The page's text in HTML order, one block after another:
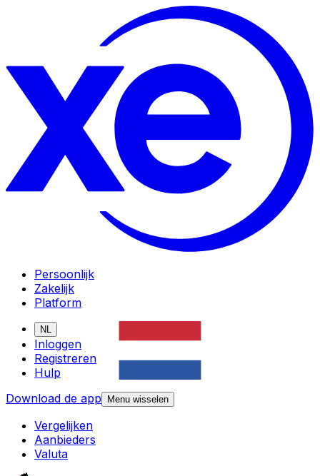
Persoonlijk
Zakelijk
Platform
NL
Inloggen
Registreren
Hulp
Download de app
Menu wisselen
Vergelijken
Aanbieders
Valuta